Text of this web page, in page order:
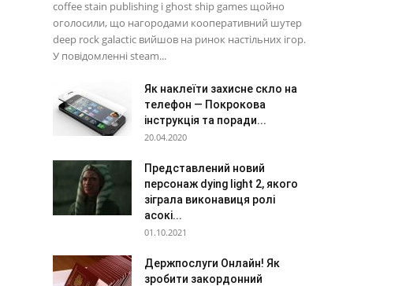
coffee stain publishing і ghost ship games щойно
оголосили, що нагородами кооперативний шутер
deep rock galactic вийшов на ринок настільних ігор.
У повідомленні steam...
Як наклеїти захисне скло на
телефон — Покрокова
інструкція та поради...
20.04.2020
Представлений новий
персонаж dying light 2, якого
зіграла виконавиця ролі
асокі...
01.10.2021
Держпослуги Онлайн! Як
зробити закордонний